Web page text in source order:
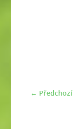
← Předchozí